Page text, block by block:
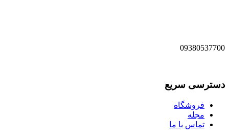
09380537700
دسترسی سریع
فروشگاه
مجله
تماس با ما